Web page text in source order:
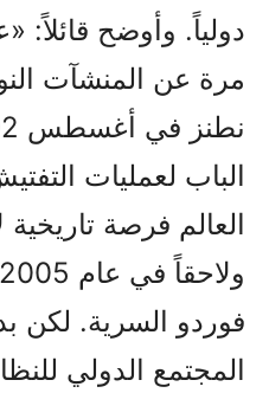
دولياً. وأوضح قائلاً:
مرة عن المنشآت
الباب لعمليات
العالم فرصة تاريخية
فوردو السرية. لكن
المجتمع الدولي